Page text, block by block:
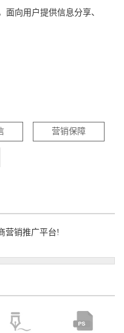
面向用户提供信息分享、
营销保障
营销推广平台!